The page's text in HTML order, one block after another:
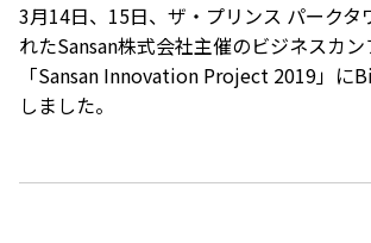
3月14日、15日、ザ・プリンス パークタ
れたSansan株式会社主催のビジネスカ
「Sansan Innovation Project 2019」に
しました。